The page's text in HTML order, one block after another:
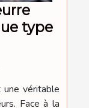
type
véritable
Face à la